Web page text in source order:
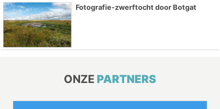
Fotografie-zwerftocht door Botgat
ONZE PARTNERS